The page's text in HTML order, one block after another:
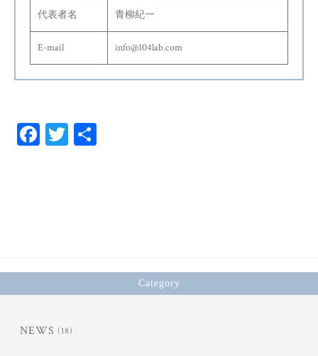
代表者名 青柳紀一
E-mail info@104lab.com
Fa T
Category
NEWS (18)